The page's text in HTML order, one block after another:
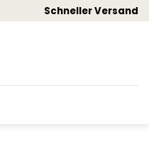
Schneller Versand